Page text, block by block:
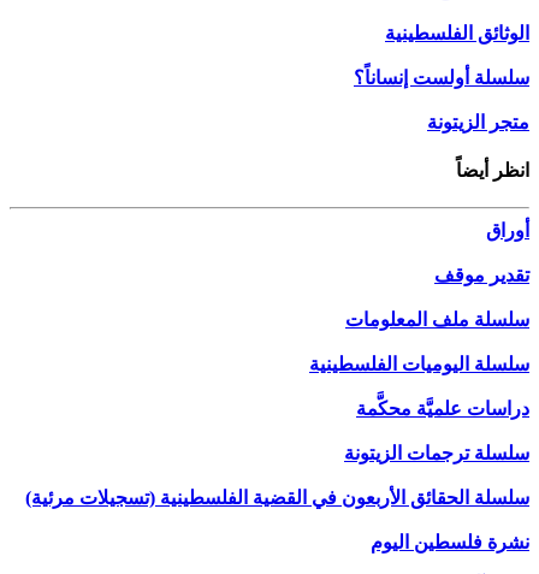
الوثائق الفلسطينية
سلسلة أولست إنساناً؟
متجر الزيتونة
انظر أيضاً
أوراق
تقدير موقف
سلسلة ملف المعلومات
سلسلة اليوميات الفلسطينية
دراسات علميَّة محكَّمة
سلسلة ترجمات الزيتونة
سلسلة الحقائق الأربعون في القضية الفلسطينية (تسجيلات مرئية)
نشرة فلسطين اليوم